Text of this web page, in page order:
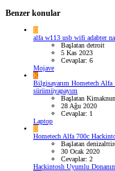
Benzer konular
D
alfa w113 usb wifi adabter
Başlatan detroit
5 Kas 2023
Cevaplar: 6
Mojave
K
Bilgisayarım Hometech
sürümüyapayım
Başlatan
28 Ağu 2020
Cevaplar: 1
Laptop
D
Hometech Alfa 700c
Başlatan
30 Ocak 2020
Cevaplar: 2
Hackintosh Uyumlu